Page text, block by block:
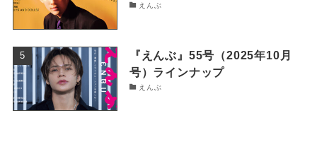
えんぶ
『えんぶ』55号（2025年10月
号）ラインナップ
えんぶ